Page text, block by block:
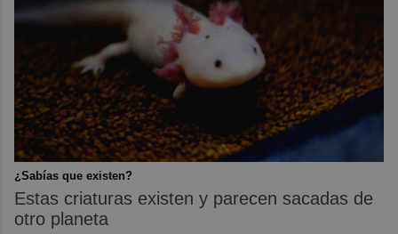
¿Sabías que existen?
Estas criaturas existen y parecen sacadas de
otro planeta